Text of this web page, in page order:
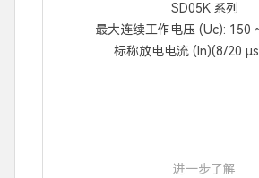
SD05K 系列
最大连续工作电压 (Uc): 150
标称放电电流 (In)(8/20
进一步了解